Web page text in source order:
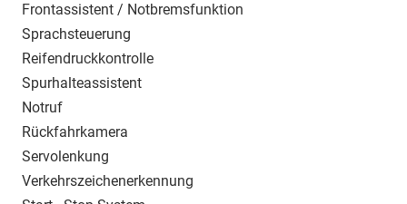
Frontassistent / Notbremsfunktion
Sprachsteuerung
Reifendruckkontrolle
Spurhalteassistent
Notruf
Rückfahrkamera
Servolenkung
Verkehrszeichenerkennung